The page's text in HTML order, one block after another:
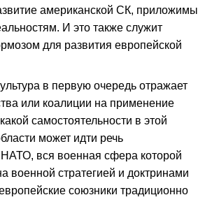
американской СК, приложимы
И это также служит
для развития европейской
в первую очередь отражает
или коалиции на применение
самостоятельности в этой
может идти речь
вся военная сфера которой
военной стратегией и доктринами
союзники традиционно